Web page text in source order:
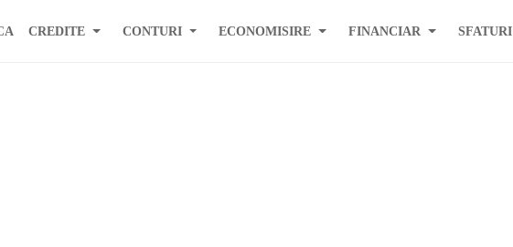
CREDITE CONTURI ECONOMISIRE FINANCIAR SFATURI